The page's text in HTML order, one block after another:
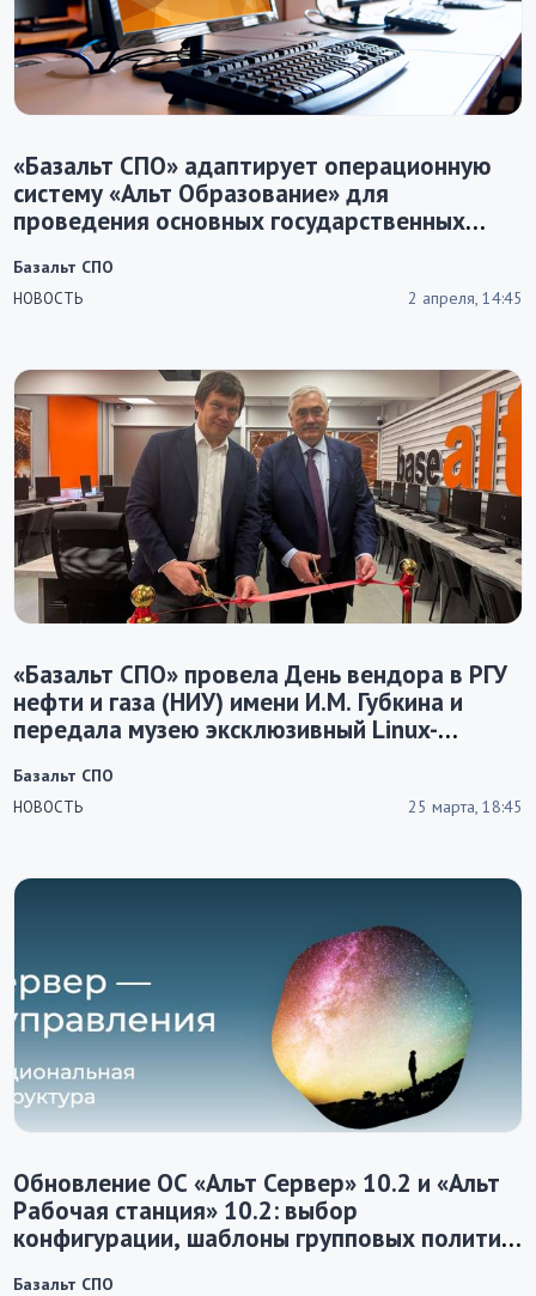
«Базальт СПО» адаптирует операционную
систему «Альт Образование» для
проведения основных государственных
НОВОСТЬ 2 апреля, 14:45
Базальт СПО
«Базальт СПО» провела День вендора в РГУ
нефти и газа (НИУ) имени И.М. Губкина и
передала музею эксклюзивный Linux-
НОВОСТЬ 25 марта, 18:45
Базальт СПО
Обновление ОС «Альт Сервер» 10.2 и «Альт
Рабочая станция» 10.2: выбор
конфигурации, шаблоны групповых политик,
Базальт СПО